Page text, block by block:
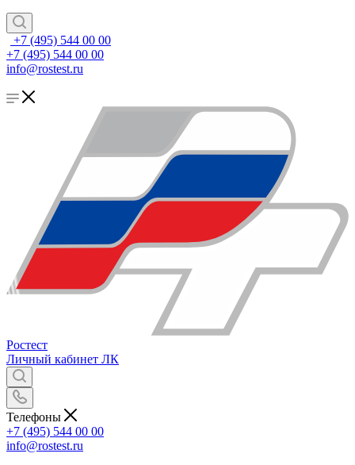
+7 (495) 544 00 00
+7 (495) 544 00 00
info@rostest.ru
Ростест
Личный кабинет ЛК
Телефоны
+7 (495) 544 00 00
info@rostest.ru